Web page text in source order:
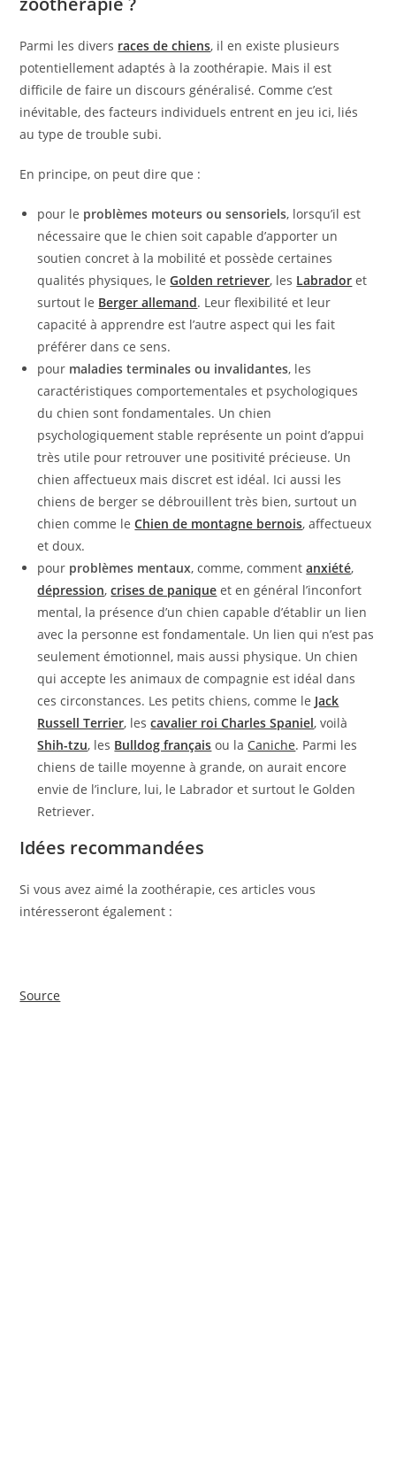
Parmi les divers races de chiens, il en existe plusieurs
potentiellement adaptés à la zoothérapie. Mais il est
difficile de faire un discours généralisé. Comme c’est
inévitable, des facteurs individuels entrent en jeu ici, liés
au type de trouble subi.
En principe, on peut dire que :
pour le problèmes moteurs ou sensoriels, lorsqu’il est
nécessaire que le chien soit capable d’apporter un
soutien concret à la mobilité et possède certaines
qualités physiques, leGolden retriever, les Labrador et
surtout le Berger allemand. Leur flexibilité et leur
capacité à apprendre est l’autre aspect qui les fait
préférer dans ce sens.
pour maladies terminales ou invalidantes, les
caractéristiques comportementales et psychologiques
du chien sont fondamentales. Un chien
psychologiquement stable représente un point d’appui
très utile pour retrouver une positivité précieuse. Un
chien affectueux mais discret est idéal. Ici aussi les
chiens de berger se débrouillent très bien, surtout un
chien comme leChien de montagne bernois, affectueux
et doux.
pour problèmes mentaux, comme, commentanxiété,
dépression,crises de panique et en général l’inconfort
mental, la présence d’un chien capable d’établir un lien
avec la personne est fondamentale. Un lien qui n’est pas
seulement émotionnel, mais aussi physique. Un chien
qui accepte les animaux de compagnie est idéal dans
ces circonstances. Les petits chiens, comme le Jack
Russell Terrier, lescavalier roi Charles Spaniel, voilà
Shih-tzu, les Bulldog français ou la Caniche. Parmi les
chiens de taille moyenne à grande, on aurait encore
envie de l’inclure, lui, le Labrador et surtout le Golden
Retriever.
Idées recommandées
Si vous avez aimé la zoothérapie, ces articles vous
intéresseront également :
Source